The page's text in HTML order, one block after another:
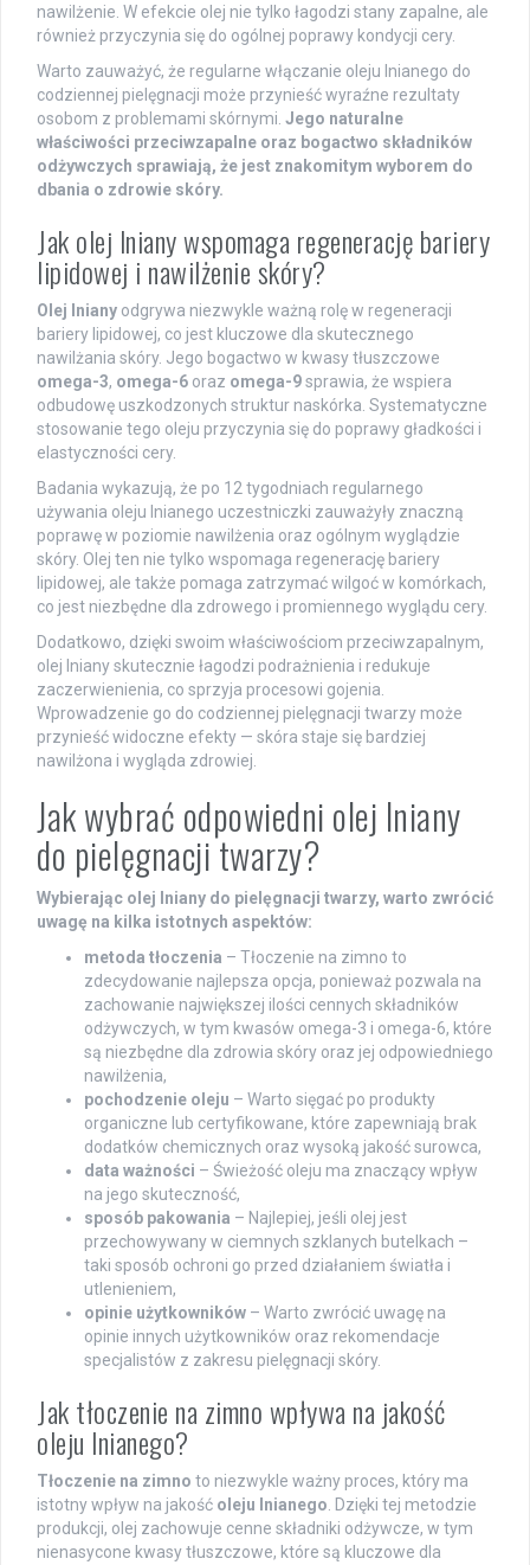
nawilżenie. W efekcie olej nie tylko łagodzi stany zapalne, ale
również przyczynia się do ogólnej poprawy kondycji cery.
Warto zauważyć, że regularne włączanie oleju lnianego do
codziennej pielęgnacji może przynieść wyraźne rezultaty
osobom z problemami skórnymi. Jego naturalne
właściwości przeciwzapalne oraz bogactwo składników
odżywczych sprawiają, że jest znakomitym wyborem do
dbania o zdrowie skóry.
Jak olej lniany wspomaga regenerację bariery
lipidowej i nawilżenie skóry?
Olej lniany odgrywa niezwykle ważną rolę w regeneracji
bariery lipidowej, co jest kluczowe dla skutecznego
nawilżania skóry. Jego bogactwo w kwasy tłuszczowe
omega-3, omega-6 oraz omega-9sprawia, że wspiera
odbudowę uszkodzonych struktur naskórka. Systematyczne
stosowanie tego oleju przyczynia się do poprawy gładkości i
elastyczności cery.
Badania wykazują, że po 12 tygodniach regularnego
używania oleju lnianego uczestniczki zauważyły znaczną
poprawę w poziomie nawilżenia oraz ogólnym wyglądzie
skóry. Olej ten nie tylko wspomaga regenerację bariery
lipidowej, ale także pomaga zatrzymać wilgoć w komórkach,
co jest niezbędne dla zdrowego i promiennego wyglądu cery.
Dodatkowo, dzięki swoim właściwościom przeciwzapalnym,
olej lniany skutecznie łagodzi podrażnienia i redukuje
zaczerwienienia, co sprzyja procesowi gojenia.
Wprowadzenie go do codziennej pielęgnacji twarzy może
przynieść widoczne efekty — skóra staje się bardziej
nawilżona i wygląda zdrowiej.
Jak wybrać odpowiedni olej lniany
do pielęgnacji twarzy?
Wybierając olej lniany do pielęgnacji twarzy, warto zwrócić
uwagę na kilka istotnych aspektów:
metoda tłoczenia – Tłoczenie na zimno to
zdecydowanie najlepsza opcja, ponieważ pozwala na
zachowanie największej ilości cennych składników
odżywczych, w tym kwasów omega-3 i omega-6, które
są niezbędne dla zdrowia skóry oraz jej odpowiedniego
nawilżenia,
pochodzenie oleju – Warto sięgać po produkty
organiczne lub certyfikowane, które zapewniają brak
dodatków chemicznych oraz wysoką jakość surowca,
data ważności – Świeżość oleju ma znaczący wpływ
na jego skuteczność,
sposób pakowania – Najlepiej, jeśli olej jest
przechowywany w ciemnych szklanych butelkach –
taki sposób ochroni go przed działaniem światła i
utlenieniem,
opinie użytkowników – Warto zwrócić uwagę na
opinie innych użytkowników oraz rekomendacje
specjalistów z zakresu pielęgnacji skóry.
Jak tłoczenie na zimno wpływa na jakość
oleju lnianego?
Tłoczenie na zimno to niezwykle ważny proces, który ma
istotny wpływ na jakość oleju lnianego . Dzięki tej metodzie
produkcji, olej zachowuje cenne składniki odżywcze, w tym
nienasycone kwasy tłuszczowe, które są kluczowe dla